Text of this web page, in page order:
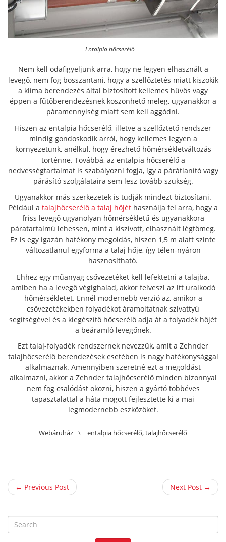
Entalpia hőcserélő
Nem kell odafigyeljünk arra, hogy ne legyen elhasznált a
levegő, nem fog bosszantani, hogy a szellőztetés miatt kiszökik
a klíma berendezés által biztosított kellemes hűvös vagy
éppen a fűtőberendezésnek köszönhető meleg, ugyanakkor a
páramennyiség miatt sem kell aggódni.
Hiszen az entalpia hőcserélő, illetve a szellőztető rendszer
mindig gondoskodik arról, hogy kellemes legyen a
környezetünk, anélkül, hogy érezhető hőmérsékletváltozás
történne. Továbbá, az entalpia hőcserélő a
nedvességtartalmat is szabályozni fogja, így a párátlanító vagy
párásító szolgálataira sem lesz tovább szükség.
Ugyanakkor más szerkezetek is tudják mindezt biztosítani.
Például a talajhőcserélő a talaj hőjéthasználja fel arra, hogy a
friss levegő ugyanolyan hőmérsékletű és ugyanakkora
páratartalmú lehessen, mint a kiszívott, elhasznált légtömeg.
Ez is egy igazán hatékony megoldás, hiszen 1,5 m alatt szinte
változatlanul egyforma a talaj hője, így télen-nyáron
hasznosítható.
Ehhez egy műanyag csővezetéket kell lefektetni a talajba,
amiben ha a levegő végighalad, akkor felveszi az itt uralkodó
hőmérsékletet. Ennél modernebb verzió az, amikor a
csővezetékekben folyadékot áramoltatnak szivattyú
segítségével és a kiegészítő hőcserélő adja át a folyadék hőjét
a beáramló levegőnek.
Ezt talaj-folyadék rendszernek nevezzük, amit a Zehnder
talajhőcserélő berendezések esetében is nagy hatékonysággal
alkalmaznak. Amennyiben szeretné ezt a megoldást
alkalmazni, akkor a Zehnder talajhőcserélő minden bizonnyal
nem fog csalódást okozni, hiszen a gyártó többéves
tapasztalattal a háta mögött fejlesztette ki a mai
legmodernebb eszközöket.
Webáruház \ entalpia hőcserélő,talajhőcserélő
← Previous Post Next Post →
e